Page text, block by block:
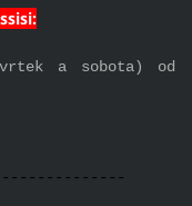
a sobota) od